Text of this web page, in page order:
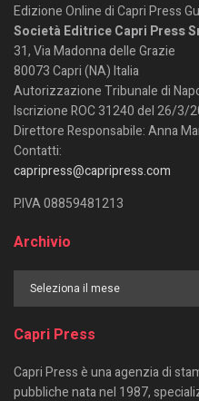
Edizione Online di Capri Press
Società Editrice Capri Press
31, Via Madonna delle Grazie
80073 Capri (NA) Italia
Autorizzazione Tribunale di
Iscrizione ROC 31240 del 26/3/
Direttore Responsabile: Anna
Contatti:
capripress@capripress.com
P.IVA 08859481213
Archivio
Capri Press
Capri Press è una agenzia di
pubbliche nata nel 1987,